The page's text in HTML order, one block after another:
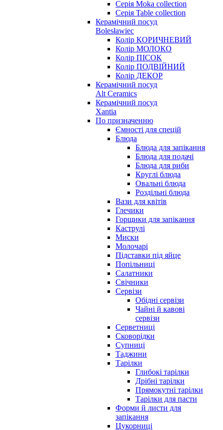
Серія Moka collection
Серія Table collection
Керамічний посуд
Bolesławiec
Колір КОРИЧНЕВИЙ
Колір МОЛОКО
Колір ПІСОК
Колір ПОДВІЙНИЙ
Колір ДЕКОР
Керамічний посуд
Alt Ceramics
Керамічний посуд
Xantia
По призначенню
Ємності для спецій
Блюда
Блюда для запікання
Блюда для подачі
Блюда для риби
Круглі блюда
Овальні блюда
Роздільні блюда
Вази для квітів
Глечики
Горщики для запікання
Каструлі
Миски
Молочарі
Підставки під яйце
Попільниці
Салатники
Свічники
Сервізи
Обідні сервізи
Чайні й кавові
сервізи
Серветниці
Сковорідки
Супниці
Таджини
Тарілки
Глибокі тарілки
Дрібні тарілки
Прямокутні тарілки
Тарілки для пасти
Форми й листи для
запікання
Цукорниці